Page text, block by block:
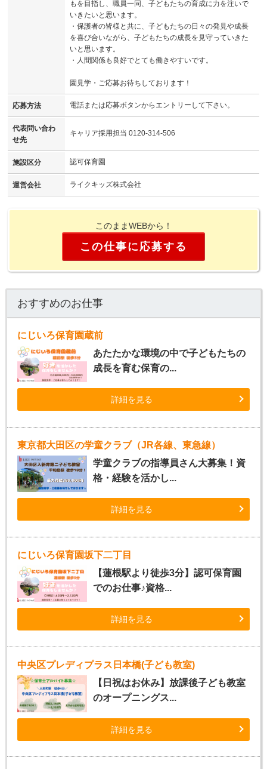
もを目指し、職員一同、子どもたちの育成に力を注いで
いきたいと思います。
・保護者の皆様と共に、子どもたちの日々の発見や成長
を喜び合いながら、子どもたちの成長を見守っていきた
いと思います。
・人間関係も良好でとても働きやすいです。
園見学・ご応募お待ちしております！
応募方法 電話または応募ボタンからエントリーして下さい。
代表問い合わ
せ先
キャリア採用担当 0120-314-506
施設区分 認可保育園
運営会社 ライクキッズ株式会社
このままWEBから！
この仕事に応募する
おすすめのお仕事
にじいろ保育園蔵前
あたたかな環境の中で子どもたちの
成長を育む保育の...
詳細を見る
東京都大田区の学童クラブ（JR各線、東急線）
学童クラブの指導員さん大募集！資
格・経験を活かし...
詳細を見る
にじいろ保育園坂下二丁目
【蓮根駅より徒歩3分】認可保育園
でのお仕事♪資格...
詳細を見る
中央区プレディプラス日本橋(子ども教室)
【日祝はお休み】放課後子ども教室
のオープニングス...
詳細を見る